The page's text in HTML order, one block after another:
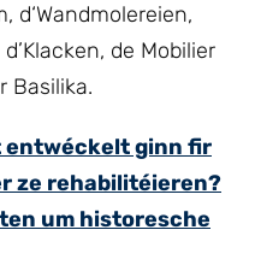
d‘Wandmolereien,
d’Klacken, de Mobilier
Basilika.
entwéckelt ginn fir
ze rehabilitéieren?
um historesche